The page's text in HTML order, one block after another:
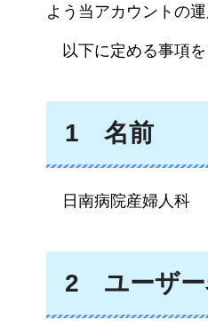
よう当アカウントの
以下に定める事項
1 名前
日南病院産婦人科
2 ユーザー